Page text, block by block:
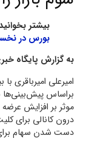
بیشتر
بورس در
به گزارش پایگاه
امیرعلی امیرباقری
براساس پیش‌بینی‌ها
موثر بر افزایش
درون کانالی برای
دست شدن سهام